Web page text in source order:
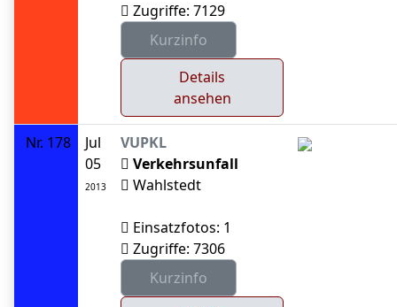
Zugriffe: 7129
Details
ansehen
Nr. 178
Jul
05
2013
VUPKL
Verkehrsunfall
Wahlstedt
Einsatzfotos: 1
Zugriffe: 7306